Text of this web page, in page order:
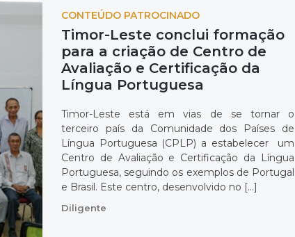
CONTEÚDO PATROCINADO
Timor-Leste conclui formação
para a criação de Centro de
Avaliação e Certificação da
Língua Portuguesa
Timor-Leste está em vias de se tornar o
terceiro país da Comunidade dos Países de
Língua Portuguesa (CPLP) a estabelecer um
Centro de Avaliação e Certificação da Língua
Portuguesa, seguindo os exemplos de Portugal
e Brasil. Este centro, desenvolvido no […]
Diligente